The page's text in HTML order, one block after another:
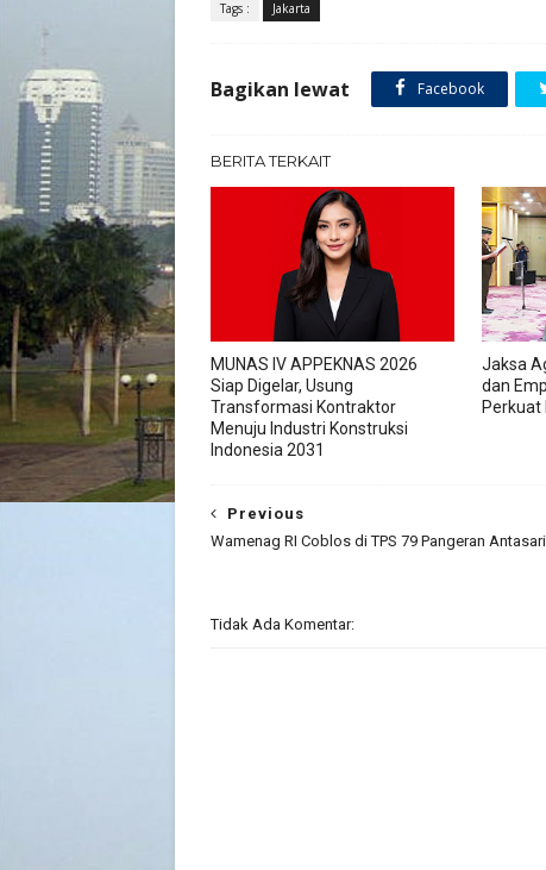
Tags : Jakarta
Bagikan lewat Facebook
BERITA TERKAIT
MUNAS IV APPEKNAS 2026
Siap Digelar, Usung
Transformasi Kontraktor
Menuju Industri Konstruksi
Indonesia 2031
Jaksa
dan
Perkuat
Previous
Wamenag RI Coblos di TPS 79 Pangeran Antasari
Tidak Ada Komentar: